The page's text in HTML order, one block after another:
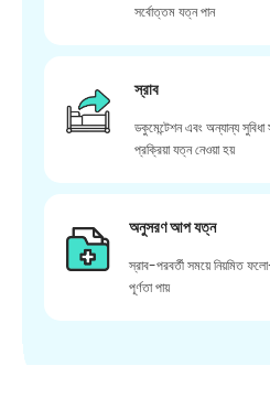
সর্বোত্তম যত্ন পান
স্রাব
ডকুমেন্টেশন এবং অন্যান্য
প্রক্রিয়া যত্ন নেওয়া হয়
অনুসরণ আপ যত্ন
স্রাব-পরবর্তী সময়ে নিয়মিত
পূর্ণতা পায়